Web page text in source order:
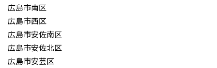
広島市南区
広島市西区
広島市安佐南区
広島市安佐北区
広島市安芸区